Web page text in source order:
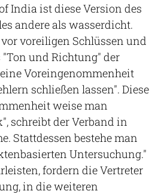
India ist diese Version des
andere als wasserdicht.
voreiligen Schlüssen und
und Richtung" der
Voreingenommenheit
schließen lassen". Diese
weise man
schreibt der Verband in
Stattdessen bestehe man
Untersuchung."
fordern die Vertreter
in die weiteren